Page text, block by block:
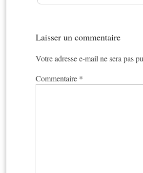
Laisser un commentaire
Votre adresse e-mail ne sera pas
Commentaire *